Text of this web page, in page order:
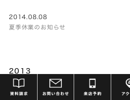
2014.08.08
夏季休業のお知らせ
2013
2013.12.05